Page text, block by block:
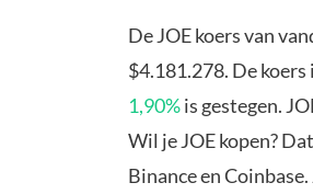
De JOE koers van
$4.181.278. De koers
1,90%is gestegen.
Wil je JOE kopen?
Binance en